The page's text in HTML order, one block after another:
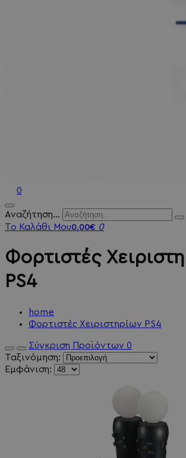
0
Αναζήτηση...
Το Καλάθι Μου0,00€ 0
Φορτιστές
PS4
home
Φορτιστές Χειριστηρίων PS4
Σύγκριση Προϊόντων 0
Ταξινόμηση:
Εμφάνιση: